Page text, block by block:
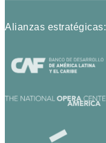
Alianzas estratégicas: